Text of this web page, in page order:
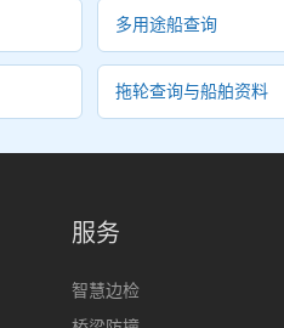
多用途船查询
拖轮查询与船舶资料
服务
智慧边检